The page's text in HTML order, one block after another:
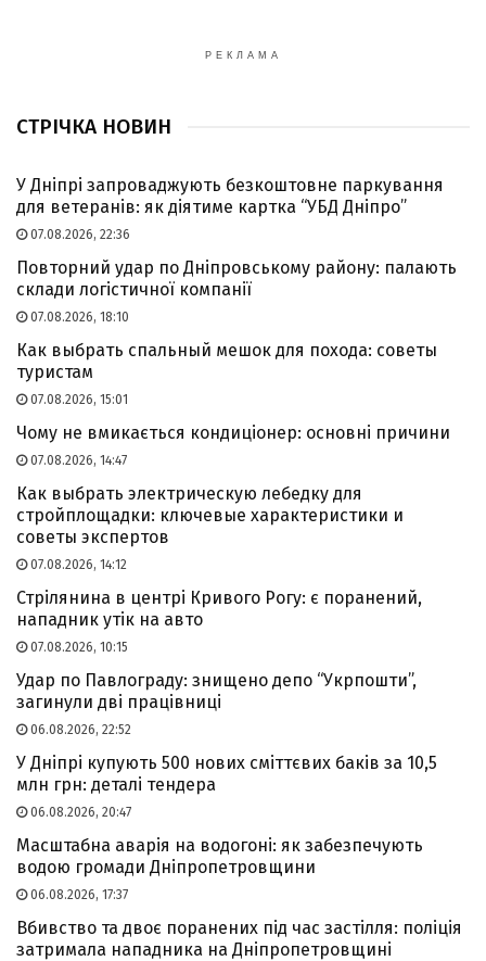
РЕКЛАМА
СТРІЧКА НОВИН
У Дніпрі запроваджують безкоштовне паркування
для ветеранів: як діятиме картка “УБД Дніпро”
07.08.2026, 22:36
Повторний удар по Дніпровському району: палають
склади логістичної компанії
07.08.2026, 18:10
Как выбрать спальный мешок для похода: советы
туристам
07.08.2026, 15:01
Чому не вмикається кондиціонер: основні причини
07.08.2026, 14:47
Как выбрать электрическую лебедку для
стройплощадки: ключевые характеристики и
советы экспертов
07.08.2026, 14:12
Стрілянина в центрі Кривого Рогу: є поранений,
нападник утік на авто
07.08.2026, 10:15
Удар по Павлограду: знищено депо “Укрпошти”,
загинули дві працівниці
06.08.2026, 22:52
У Дніпрі купують 500 нових сміттєвих баків за 10,5
млн грн: деталі тендера
06.08.2026, 20:47
Масштабна аварія на водогоні: як забезпечують
водою громади Дніпропетровщини
06.08.2026, 17:37
Вбивство та двоє поранених під час застілля: поліція
затримала нападника на Дніпропетровщині